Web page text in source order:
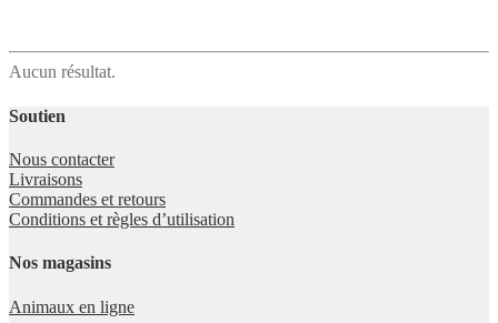
Aucun résultat.
Soutien
Nous contacter
Livraisons
Commandes et retours
Conditions et règles d’utilisation
Nos magasins
Animaux en ligne